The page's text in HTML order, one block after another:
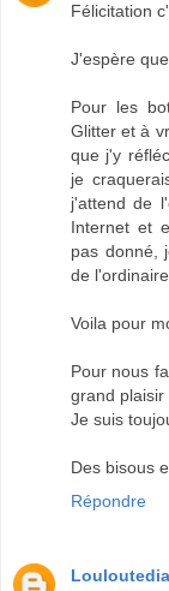
Félicitation
J'espère
Pour les
Glitter et à
que j'y
je
j'attend de
Internet et
pas donné,
de
Voila pour
Pour nous
grand plaisir
Je suis
Des bisous
Répondre